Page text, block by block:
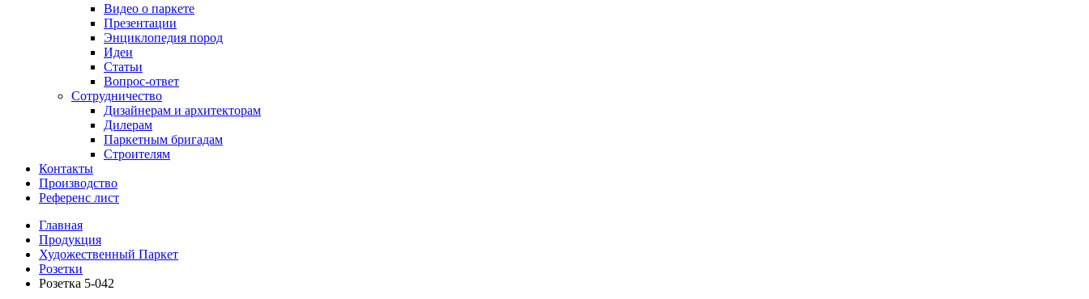
Видео о паркете
Презентации
Энциклопедия пород
Идеи
Статьи
Вопрос-ответ
Сотрудничество
Дизайнерам и архитекторам
Дилерам
Паркетным бригадам
Строителям
Контакты
Производство
Референс лист
Главная
Продукция
Художественный Паркет
Розетки
Розетка 5-042